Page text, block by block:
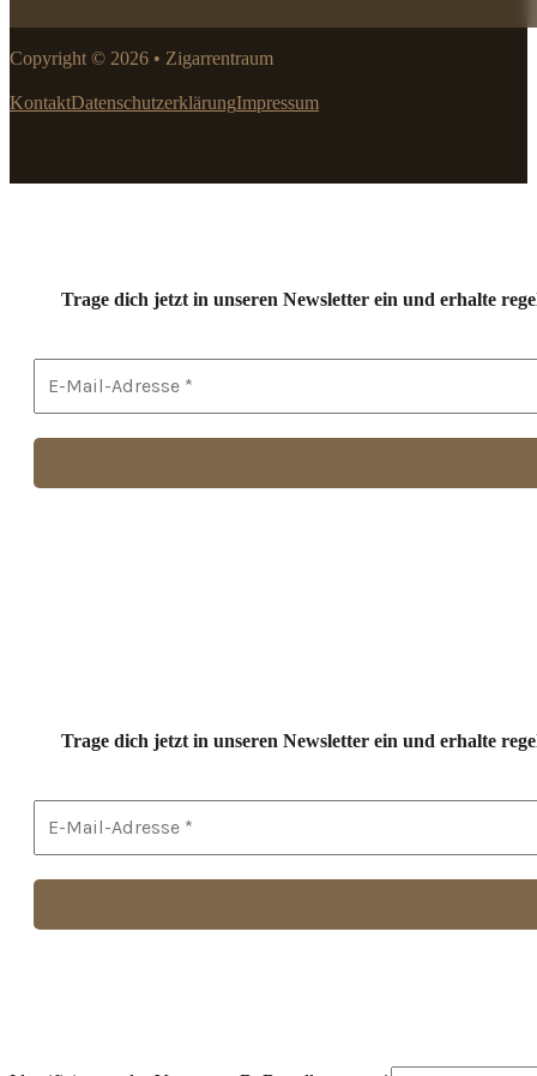
Copyright © 2026 • Zigarrentraum
KontaktDatenschutzerklärungImpressum
Trage dich jetzt in unseren Newsletter ein und erhalte
Trage dich jetzt in unseren Newsletter ein und erhalte